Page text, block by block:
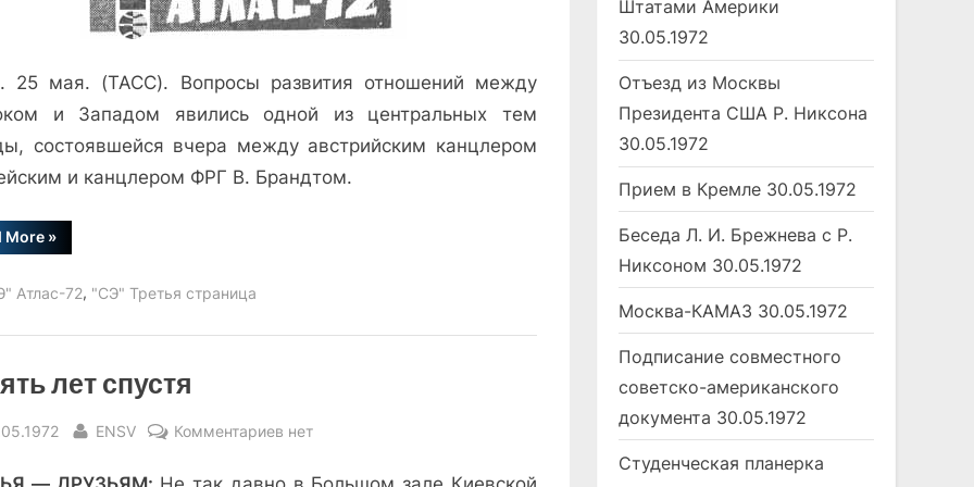
В.
Вену
25 мая. (ТАСС). Вопросы развития отношений между
и Западом явились одной из центральных тем
состоявшейся вчера между австрийским канцлером
и канцлером ФРГ В. Брандтом.
More“Визит
В.
Вену”
»
Атлас-72, "СЭ" Третья страница
лет спустя
By
ENSV Комментариев кнет
Штатами Америки
30.05.1972
Отъезд из Москвы
Президента США Р. Никсона
30.05.1972
Прием в Кремле 30.05.1972
Беседа Л. И. Брежнева с Р.
Никсоном 30.05.1972
Москва-КАМАЗ 30.05.1972
Подписание совместного
советско-американского
документа 30.05.1972
Студенческая планерка